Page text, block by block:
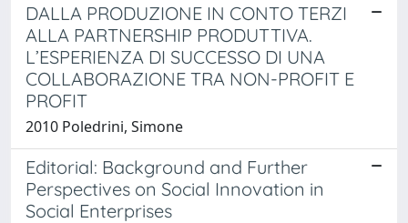
DALLA PRODUZIONE IN CONTO TERZI
ALLA PARTNERSHIP PRODUTTIVA.
L’ESPERIENZA DI SUCCESSO DI UNA
COLLABORAZIONE TRA NON-PROFIT E
PROFIT
2010 Poledrini, Simone
Editorial: Background and Further
Perspectives on Social Innovation in
Social Enterprises